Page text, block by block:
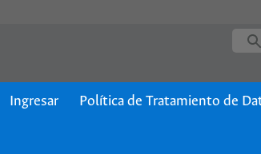
Ingresar Política de Tratamiento de